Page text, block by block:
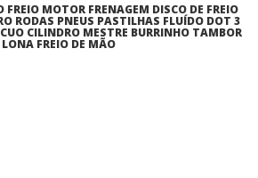
FREIO MOTOR FRENAGEM DISCO DE FREIO
RODAS PNEUS PASTILHAS FLUÍDO DOT 3
CILINDRO MESTRE BURRINHO TAMBOR
LONA FREIO DE MÃO